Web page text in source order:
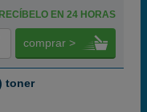
RECÍBELO EN 24 HORAS
comprar >
toner